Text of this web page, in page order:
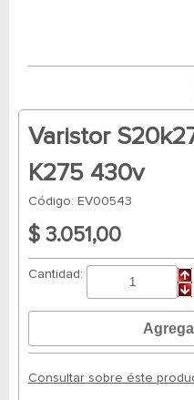
Varistor
K275 430v
Código: EV00543
$ 3.051,00
Cantidad:
Consultar sobre éste